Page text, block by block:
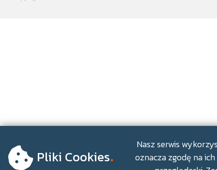
Pliki Cookies.
Nasz serwis
oznacza zgodę na